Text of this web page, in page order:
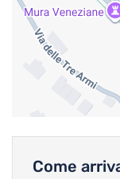
Come